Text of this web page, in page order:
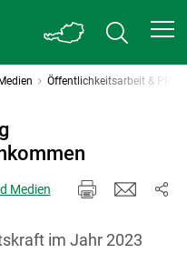
Öffentlichkeitsarbeit & PR
Medien
im Jahr 2023